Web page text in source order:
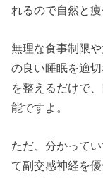
れるので自然と
無理な食事制限
の良い睡眠を適
を整えるだけで
能ですよ。
ただ、分かって
て副交感神経を